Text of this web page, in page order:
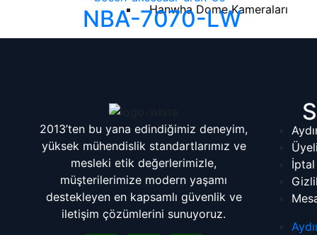
Hanwha Dome Kameraları
Hanwha AI Kameraları
Hanwha NVR
Wave VMS Yazılımı
NBA-7070-LW
2013’ten bu yana edindiğimiz deneyim,
yüksek mühendislik standartlarımız ve
mesleki etik değerlerimizle,
müşterilerimize modern yaşamı
destekleyen en kapsamlı güvenlik ve
iletişim çözümlerini sunuyoruz.